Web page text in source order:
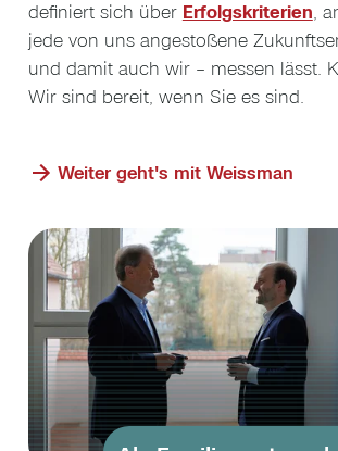
definiert sich über Erfolgskriterien,
jede von uns angestoßene
und damit auch wir – messen lässt.
Wir sind bereit, wenn Sie es sind.
Weiter geht's mit Weissman